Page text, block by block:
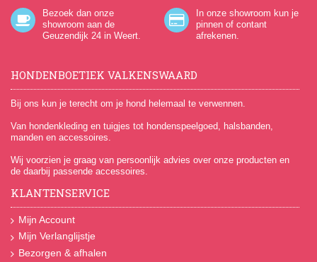
Bezoek dan onze
showroom aan de
Geuzendijk 24 in Weert.
In onze showroom kun je
pinnen of contant
afrekenen.
HONDENBOETIEK VALKENSWAARD
Bij ons kun je terecht om je hond helemaal te verwennen.
Van hondenkleding en tuigjes tot hondenspeelgoed, halsbanden,
manden en accessoires.
Wij voorzien je graag van persoonlijk advies over onze producten en
de daarbij passende accessoires.
KLANTENSERVICE
Mijn Account
Mijn Verlanglijstje
Bezorgen & afhalen